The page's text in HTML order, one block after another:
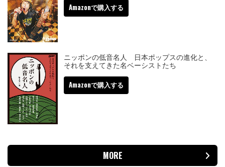
Amazonで購入する
ニッポンの低音名人 日本ポップスの進化と、
それを支えてきた名ベーシストたち
Amazonで購入する
MORE